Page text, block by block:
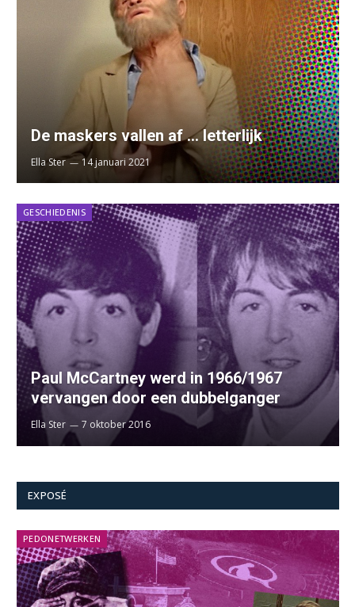
De maskers vallen af … letterlijk
Ella Ster 14 januari 2021
GESCHIEDENIS
Paul McCartney werd in 1966/1967
vervangen door een dubbelganger
Ella Ster 7 oktober 2016
EXPOSÉ
PEDONETWERKEN